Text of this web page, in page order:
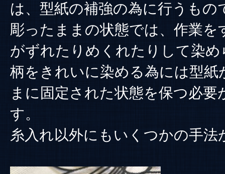
は、型紙の補強の為に行うもの
彫ったままの状態では、作業を
がずれたりめくれたりして染
柄をきれいに染める為には型紙
まに固定された状態を保つ必要
す。
糸入れ以外にもいくつかの手法